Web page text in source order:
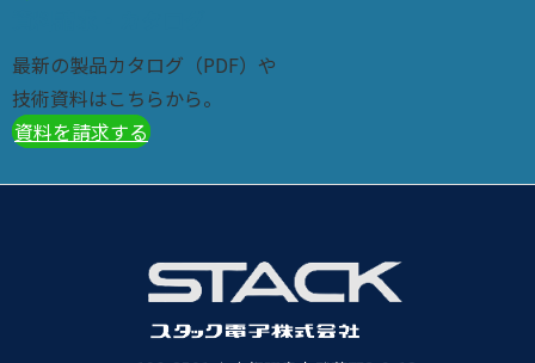
最新の製品カタログ（PDF）や
技術資料はこちらから。
資料を請求する